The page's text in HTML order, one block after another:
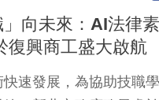
向未來：AI法律
復興商工盛大啟航
速發展，為協助技職